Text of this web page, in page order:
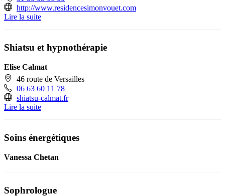
http://www.residencesimonvouet.com
Lire la suite
Shiatsu et hypnothérapie
Elise Calmat
46 route de Versailles
06 63 60 11 78
shiatsu-calmat.fr
Lire la suite
Soins énergétiques
Vanessa Chetan
Sophrologue